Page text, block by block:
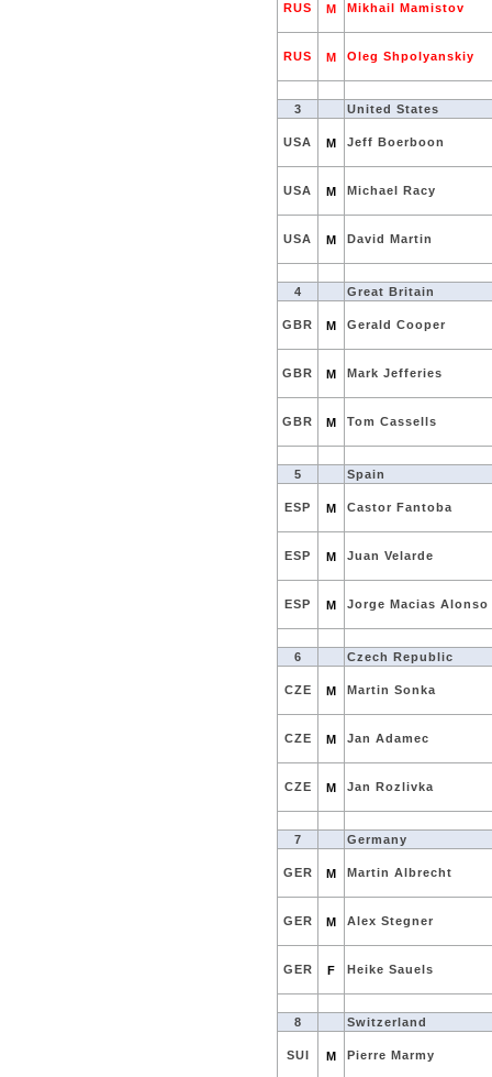
RUS M Mikhail Mamistov
RUS M Oleg Shpolyanskiy
3 United States
USA M Jeff Boerboon
USA M Michael Racy
USA M David Martin
4 Great Britain
GBR M Gerald Cooper
GBR M Mark Jefferies
GBR M Tom Cassells
5 Spain
ESP M Castor Fantoba
ESP M Juan Velarde
ESP M Jorge Macias Alonso
6 Czech Republic
CZE M Martin Sonka
CZE M Jan Adamec
CZE M Jan Rozlivka
7 Germany
GER M Martin Albrecht
GER M Alex Stegner
GER F Heike Sauels
8 Switzerland
SUI M Pierre Marmy